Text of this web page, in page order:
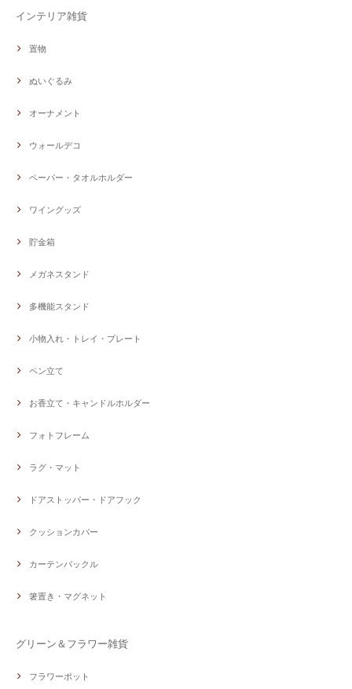
インテリア雑貨
置物
ぬいぐるみ
オーナメント
ウォールデコ
ペーパー・タオルホルダー
ワイングッズ
貯金箱
メガネスタンド
多機能スタンド
小物入れ・トレイ・プレート
ペン立て
お香立て・キャンドルホルダー
フォトフレーム
ラグ・マット
ドアストッパー・ドアフック
クッションカバー
カーテンバックル
箸置き・マグネット
グリーン＆フラワー雑貨
フラワーポット